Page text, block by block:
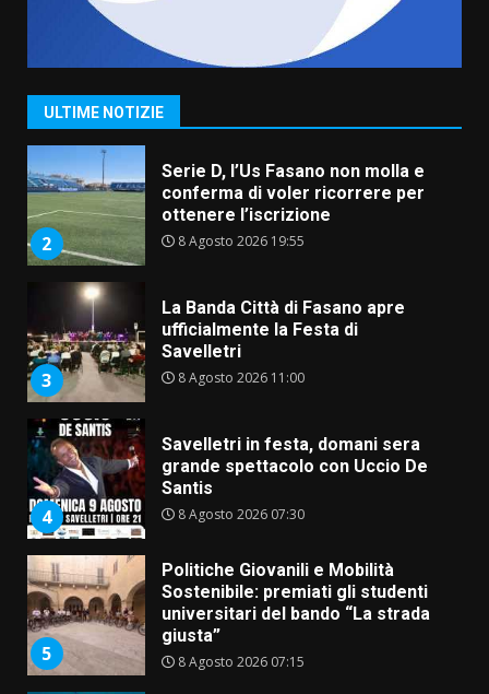
ULTIME NOTIZIE
1
Grande successo per la “Sagra
del Pesce Spada” a Savelletri
9 Agosto 2026 07:32
2
Serie D, l’Us Fasano non molla e
conferma di voler ricorrere per
ottenere l’iscrizione
8 Agosto 2026 19:55
3
La Banda Città di Fasano apre
ufficialmente la Festa di
Savelletri
8 Agosto 2026 11:00
4
Savelletri in festa, domani sera
grande spettacolo con Uccio De
Santis
8 Agosto 2026 07:30
5
Politiche Giovanili e Mobilità
Sostenibile: premiati gli studenti
universitari del bando “La strada
giusta”
8 Agosto 2026 07:15